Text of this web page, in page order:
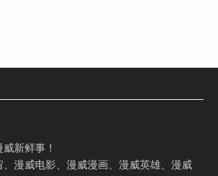
新鲜事！
漫威电影、漫威漫画、漫威英雄、漫威